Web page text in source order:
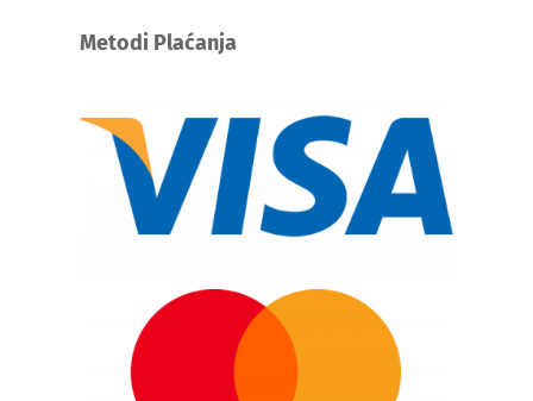
Metodi Plaćanja